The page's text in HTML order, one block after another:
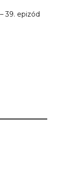
39. epizód